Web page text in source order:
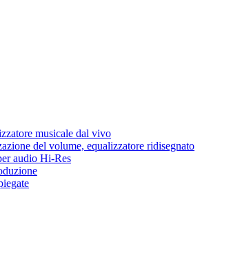
musicale dal vivo
del volume, equalizzatore ridisegnato
audio Hi-Res